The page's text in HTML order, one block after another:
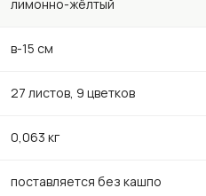
лимонно-жёлтый
в-15 см
27 листов, 9 цветков
0,063 кг
поставляется без кашпо